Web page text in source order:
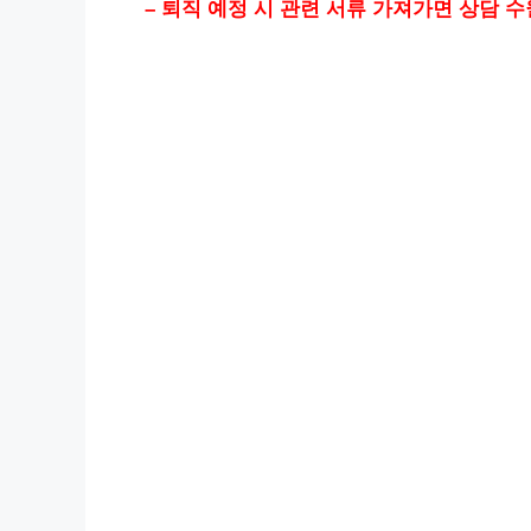
– 퇴직 예정 시 관련 서류 가져가면 상담 수